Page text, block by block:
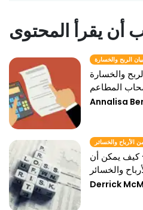
أن يقرأ المحتوى
الربح والخسارة
والخسارة
المطاعم
Annalisa
الأرباح والخسائر
كيف يمكن أن
والخسائر
Derrick